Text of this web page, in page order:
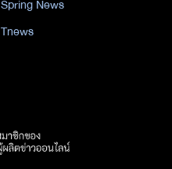
Spring News
Tnews